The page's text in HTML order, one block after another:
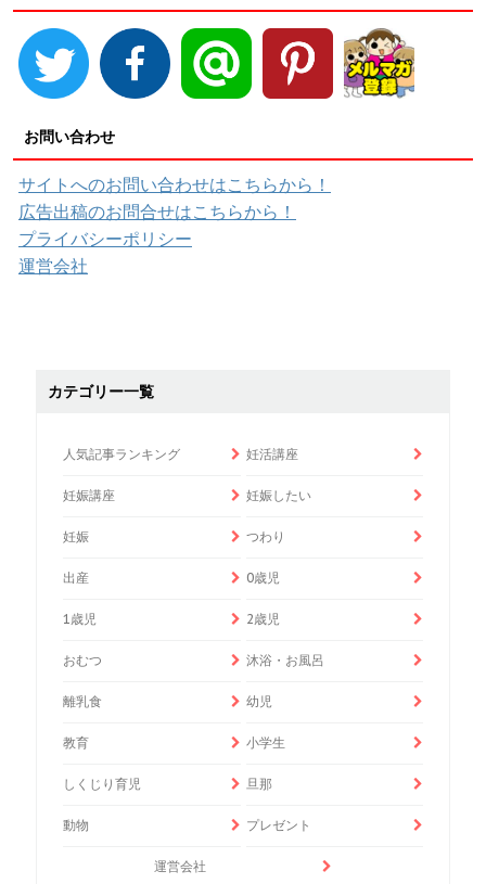
お問い合わせ
サイトへのお問い合わせはこちらから！
広告出稿のお問合せはこちらから！
プライバシーポリシー
運営会社
カテゴリー一覧
人気記事ランキング 妊活講座
妊娠講座 妊娠したい
妊娠 つわり
出産 0歳児
1歳児 2歳児
おむつ 沐浴・お風呂
離乳食 幼児
教育 小学生
しくじり育児 旦那
動物 プレゼント
運営会社